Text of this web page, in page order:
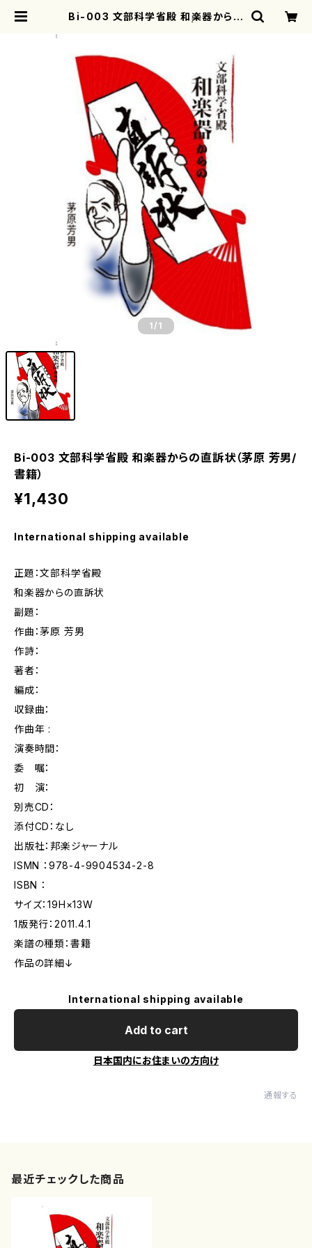
Bi-003 文部科学省殿 和楽器からの
1 /1
Bi-003 文部科学省殿 和楽器からの直訴状（茅原 芳男/
書籍）
¥1,430
International shipping available
正題：文部科学省殿
和楽器からの直訴状
副題：
作曲：茅原 芳男
作詩：
著者：
編成：
収録曲：
作曲年 :
演奏時間：
委 嘱：
初 演：
別売CD：
添付CD：なし
出版社：邦楽ジャーナル
ISMN ：978-4-9904534-2-8
ISBN ：
サイズ：19H×13W
1版発行：2011.4.1
楽譜の種類：書籍
作品の詳細↓
International shipping available
Add to cart
日本国内にお住まいの方向け
通報する
最近チェックした商品